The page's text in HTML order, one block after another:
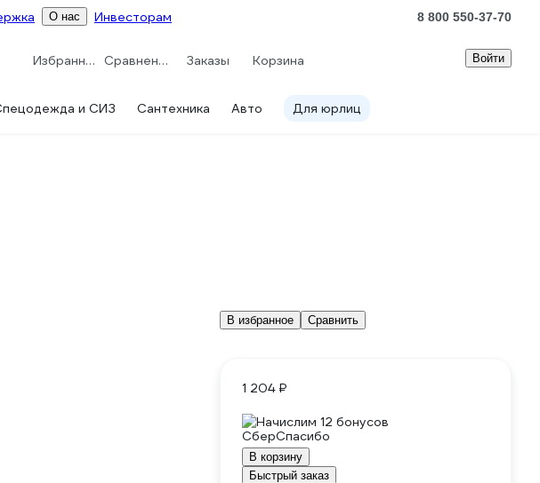
О нас Инвесторам 8 800 550-37-70
Избранное Сравнение Заказы Корзина Войти
и СИЗ Сантехника Авто Для юрлиц
В избранное Сравнить
1 204 ₽
Начислим 12 бонусов
В корзину
Быстрый заказ